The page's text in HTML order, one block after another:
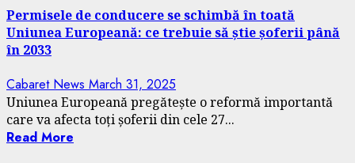
Permisele de conducere se schimbă în toată
Uniunea Europeană: ce trebuie să știe șoferii până
în 2033
Cabaret News March 31, 2025
Uniunea Europeană pregătește o reformă importantă
care va afecta toți șoferii din cele 27...
Read More